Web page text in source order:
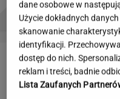
PROBLEMY POLSKICH SIATKARZY
dane osobowe w
Użycie dokładnych
skanowanie
identyfikacji.
dostęp do nich.
reklam i treści, badnie
Lista Zaufanych